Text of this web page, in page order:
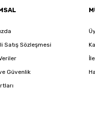
Satış Sözleşmesi
Güvenlik